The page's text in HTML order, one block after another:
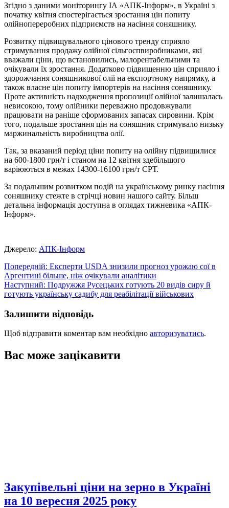
Згідно з даними моніторингу ІА «АПК-Інформ», в Україні з
початку квітня спостерігається зростання цін попиту
олійнопереробних підприємств на насіння соняшнику.
Розвитку підвищувального цінового тренду сприяло
стримування продажу олійної сільгоспвиробниками, які
вважали ціни, що встановились, малорентабельними та
очікували їх зростання. Додатково підвищенню цін сприяло і
здорожчання соняшникової олії на експортному напрямку, а
також власне цін попиту імпортерів на насіння соняшнику.
Проте активність надходження пропозиції олійної залишалась
невисокою, тому олійники переважно продовжували
працювати на раніше сформованих запасах сировини. Крім
того, подальше зростання цін на соняшник стримувало низьку
маржинальність виробництва олії.
Так, за вказаний період ціни попиту на олійну підвищилися
на 600-1800 грн/т і станом на 12 квітня здебільшого
варіюються в межах 14300-16100 грн/т СРТ.
За подальшим розвитком подій на українському ринку насіння
соняшнику стежте в стрічці новин нашого сайту. Більш
детальна інформація доступна в оглядах тижневика «АПК-
Інформ».
Джерело: АПК-Інформ
Навігація
записів
Попередній: Експерти USDA знизили прогноз урожаю сої в
Аргентині більше, ніж очікували аналітики
Наступний: Подружжя Русецьких готують 20 видів сиру й
готують українську садибу для реабілітації військових
Залишити відповідь
Щоб відправити коментар вам необхідно авторизуватись.
Вас може зацікавити
Закупівельні ціни на зерно в Україні
на 10 вересня 2025 року